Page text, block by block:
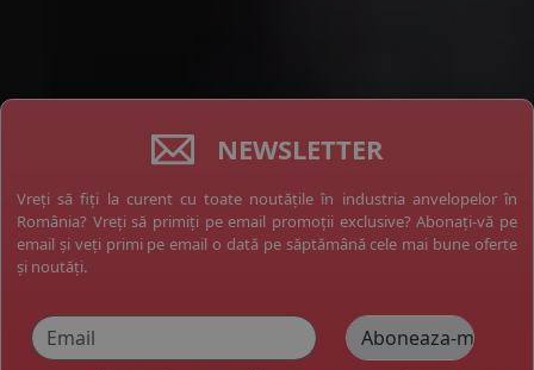
NEWSLETTER
Vreți să fiți la curent cu toate noutățile în industria anvelopelor în
România? Vreți să primiți pe email promoții exclusive? Abonați-vă pe
email și veți primi pe email o dată pe săptămână cele mai bune oferte
și noutăți.